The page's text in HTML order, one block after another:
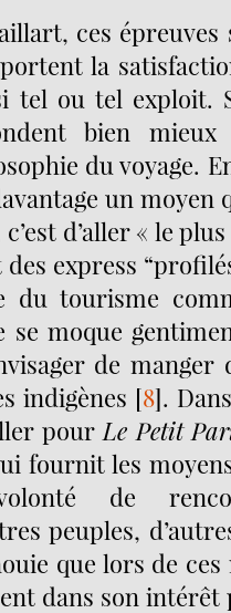
ces
la
tel ou tel exploit.
bien
du voyage.
un moyen
d’aller « le
express
du tourisme
se moque
de manger
indigènes [8].
pour Le Petit
fournit les
de
peuples,
que lors de
dans son intérêt